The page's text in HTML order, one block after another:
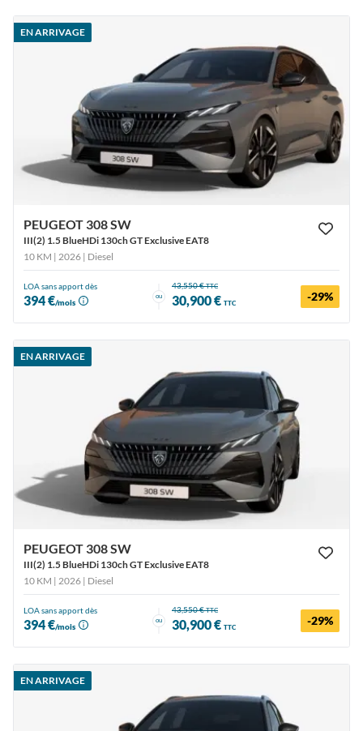
EN ARRIVAGE
PEUGEOT 308 SW
III(2) 1.5 BlueHDi 130ch GT Exclusive EAT8
10 KM | 2026 | Diesel
LOA sans apport dès
394 €/mois
ou
43,550 €TTC
30,900 € TTC -29%
EN ARRIVAGE
PEUGEOT 308 SW
III(2) 1.5 BlueHDi 130ch GT Exclusive EAT8
10 KM | 2026 | Diesel
LOA sans apport dès
394 €/mois
ou
43,550 €TTC
30,900 € TTC -29%
EN ARRIVAGE